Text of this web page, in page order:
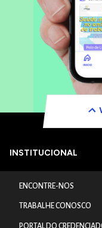
INSTITUCIONAL
ENCONTRE-NOS
TRABALHE CONOSCO
PORTAL DO